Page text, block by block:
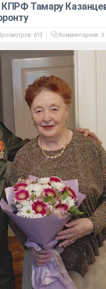
Тамару
613 Комментариев: 0